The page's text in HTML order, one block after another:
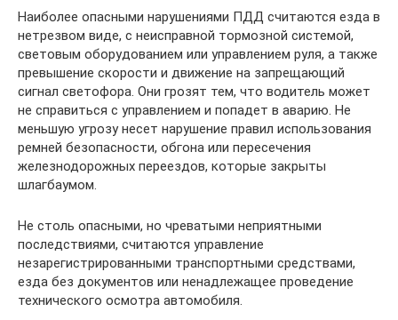
Наиболее опасными нарушениями ПДД считаются езда в
нетрезвом виде, с неисправной тормозной системой,
световым оборудованием или управлением руля, а также
превышение скорости и движение на запрещающий
сигнал светофора. Они грозят тем, что водитель может
не справиться с управлением и попадет в аварию. Не
меньшую угрозу несет нарушение правил использования
ремней безопасности, обгона или пересечения
железнодорожных переездов, которые закрыты
шлагбаумом.
Не столь опасными, но чреватыми неприятными
последствиями, считаются управление
незарегистрированными транспортными средствами,
езда без документов или ненадлежащее проведение
технического осмотра автомобиля.